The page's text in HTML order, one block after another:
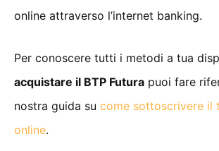
online attraverso l’internet banking.
Per conoscere tutti i metodi a tua
acquistare il BTP Futura puoi fare
nostra guida su come sottoscrivere il
online.